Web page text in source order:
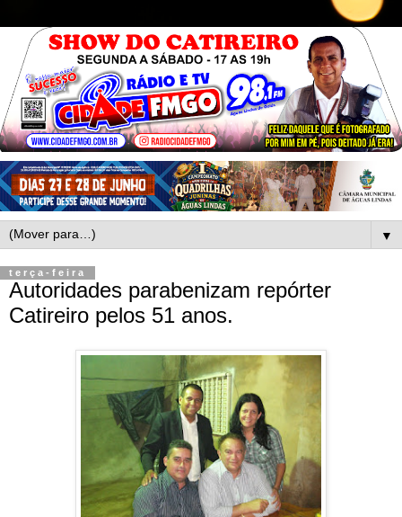
▼
terça-feira
Autoridades parabenizam repórter
Catireiro pelos 51 anos.